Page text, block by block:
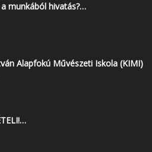
munkából hivatás?…
Alapfokú Művészeti Iskola (KIMI)